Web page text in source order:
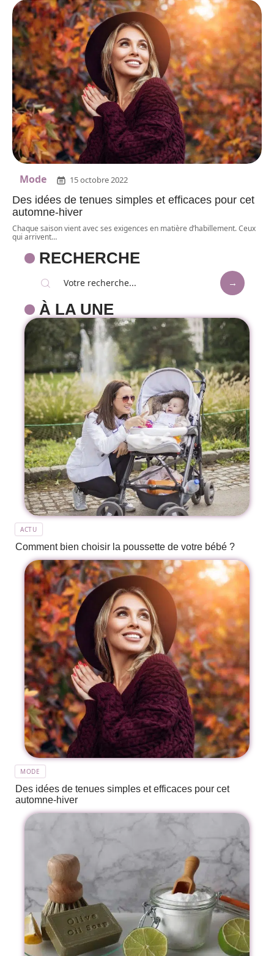
Mode 15 octobre 2022
Des idées de tenues simples et efficaces pour cet
automne-hiver
Chaque saison vient avec ses exigences en matière d’habillement. Ceux
qui arrivent…
RECHERCHE
À LA UNE
ACTU
Comment bien choisir la poussette de votre bébé ?
MODE
Des idées de tenues simples et efficaces pour cet
automne-hiver